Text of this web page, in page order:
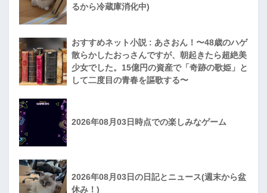
るから冷蔵庫消化中)
おすすめネット小説 : あさおん！〜48歳のハゲ
散らかしたおっさんですが、朝起きたら超絶美
少女でした。15億円の資産で「奇跡の歌姫」と
して二度目の青春を謳歌する〜
2026年08月03日時点での楽しみなゲーム
2026年08月03日の日記とニュース(週末から盆
休み！)